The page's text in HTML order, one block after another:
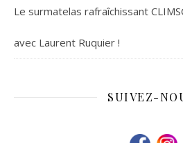
Le surmatelas rafraîchissant
avec Laurent Ruquier !
SUIVEZ-